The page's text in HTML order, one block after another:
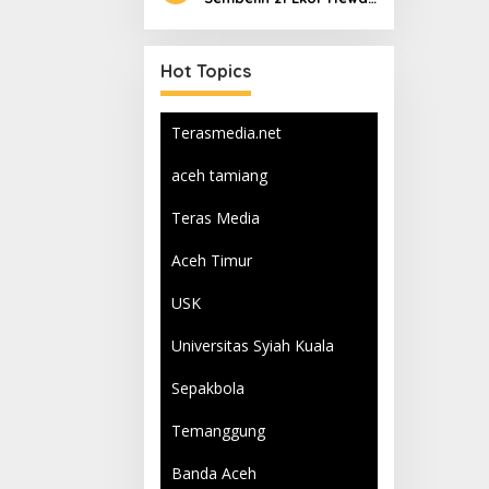
Hot Topics
Terasmedia.net
aceh tamiang
Teras Media
Aceh Timur
USK
Universitas Syiah Kuala
Sepakbola
Temanggung
Banda Aceh